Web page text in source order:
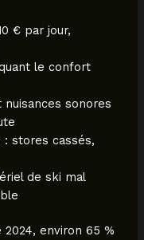
€ par jour,
le confort
sonores
stores cassés,
de ski mal
environ 65 %